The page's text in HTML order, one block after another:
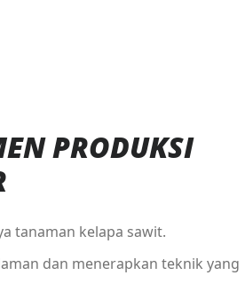
PRODUKSI
tanaman kelapa sawit.
dan menerapkan teknik yang